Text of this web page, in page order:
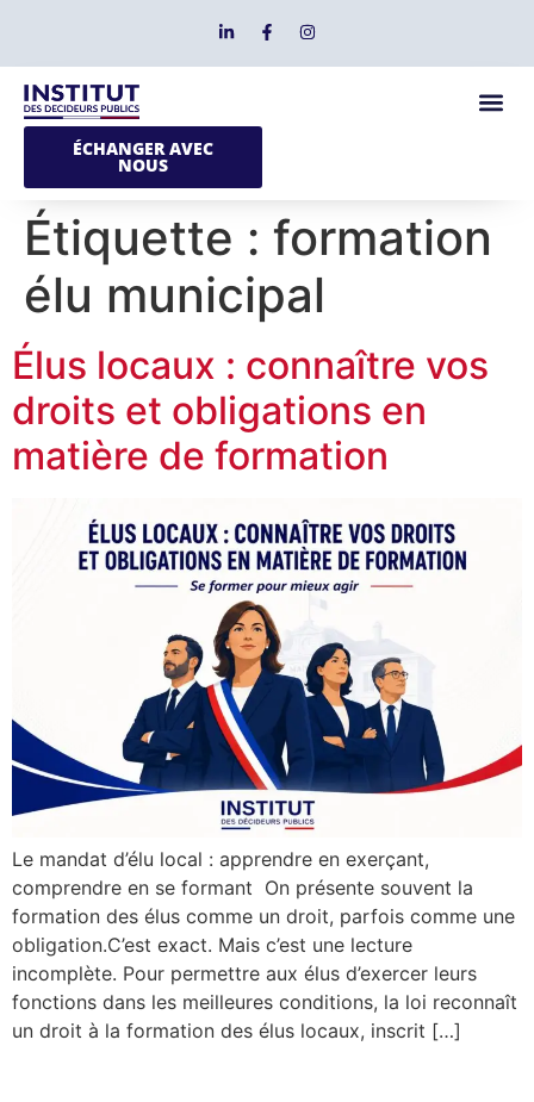
ÉCHANGER AVEC
NOUS
Étiquette : formation
élu municipal
Élus locaux : connaître vos
droits et obligations en
matière de formation
Le mandat d’élu local : apprendre en exerçant,
comprendre en se formant On présente souvent la
formation des élus comme un droit, parfois comme une
obligation.C’est exact. Mais c’est une lecture
incomplète. Pour permettre aux élus d’exercer leurs
fonctions dans les meilleures conditions, la loi reconnaît
un droit à la formation des élus locaux, inscrit […]